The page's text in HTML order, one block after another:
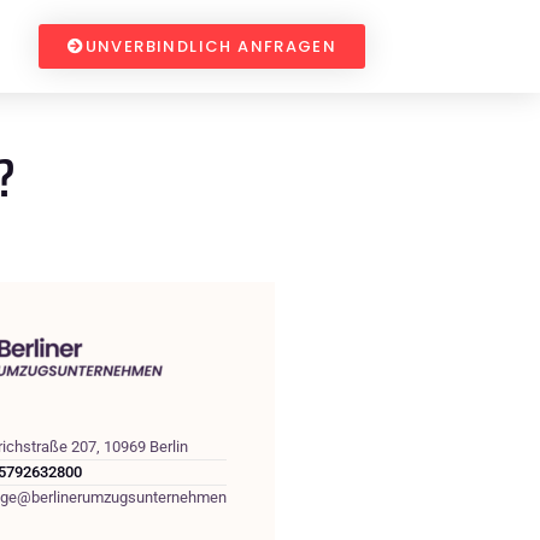
UNVERBINDLICH ANFRAGEN
207, 10969 Berlin